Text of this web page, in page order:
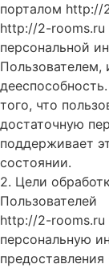
порталом http://
http://2-rooms.ru
персональной
Пользователем,
того, что
достаточную
поддерживает
состоянии.
2. Цели
Пользователей
http://2-rooms.ru
персональную